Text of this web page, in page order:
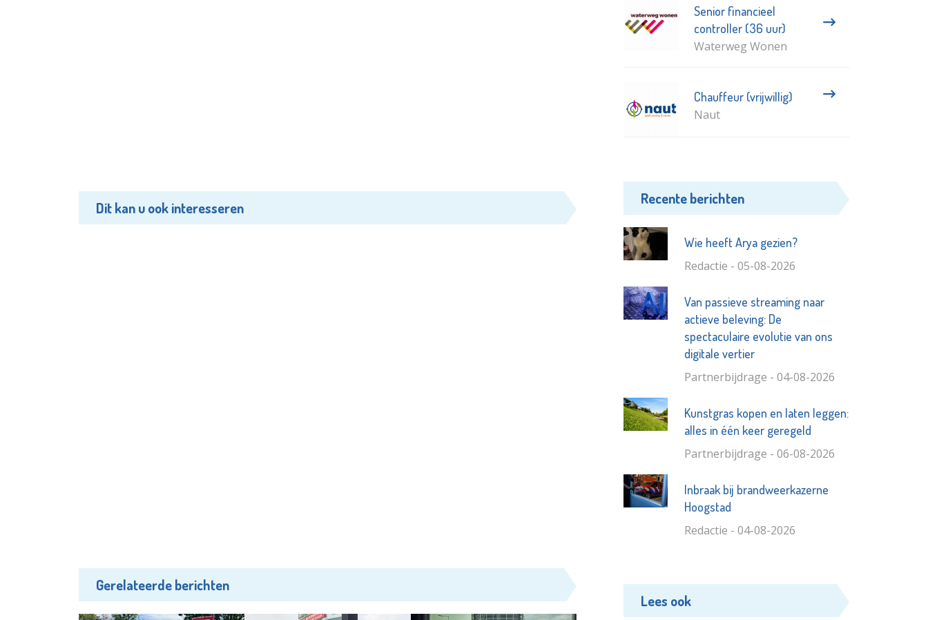
Dit kan u ook interesseren
Gerelateerde berichten
Senior financieel
controller (36 uur)
Waterweg Wonen
Chauffeur (vrijwillig)
Naut
Recente berichten
Wie heeft Arya gezien?
Redactie - 05-08-2026
Van passieve streaming naar
actieve beleving: De
spectaculaire evolutie van ons
digitale vertier
Partnerbijdrage - 04-08-2026
Kunstgras kopen en laten leggen:
alles in één keer geregeld
Partnerbijdrage - 06-08-2026
Inbraak bij brandweerkazerne
Hoogstad
Redactie - 04-08-2026
Lees ook